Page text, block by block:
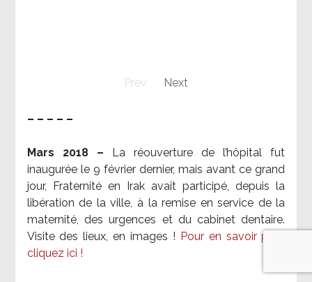
Prev Next
– – – – –
Mars 2018 –
La réouverture de l’hôpital fut
inaugurée le 9 février dernier, mais avant ce grand
jour, Fraternité en Irak avait participé, depuis la
libération de la ville, à la remise en service de la
maternité, des urgences et du cabinet dentaire.
Visite des lieux, en images ! Pour en savoir plus,
cliquez ici !